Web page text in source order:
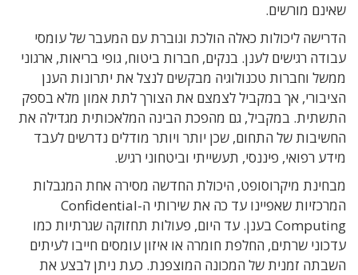
שאינם מורשים.
הדרישה ליכולות כאלה הולכת וגוברת עם המעבר של עומסי
עבודה רגישים לענן. בנקים, חברות ביטוח, גופי בריאות, ארגוני
ממשל וחברות טכנולוגיה מבקשים לנצל את יתרונות הענן
הציבורי, אך במקביל לצמצם את הצורך לתת אמון מלא בספק
התשתית. במקביל, גם מהפכת הבינה המלאכותית מגדילה את
החשיבות של התחום, שכן יותר ויותר מודלים נדרשים לעבד
מידע רפואי, פיננסי, תעשייתי וביטחוני רגיש.
מבחינת מיקרוסופט, היכולת החדשה מסירה אחת המגבלות
המרכזיות שאפיינו עד כה את שירותי ה-Confidential
Computing בענן. עד היום, פעולות תחזוקה שגרתיות כמו
עדכוני שרתים, החלפת חומרה או איזון עומסים חייבו לעיתים
השבתה זמנית של המכונה המוצפנת. כעת ניתן לבצע את